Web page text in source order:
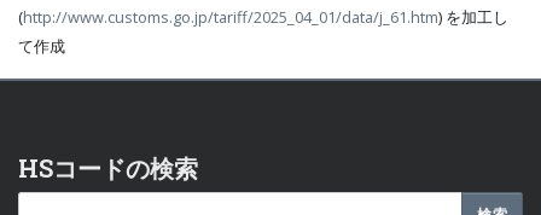
(http://www.customs.go.jp/tariff/2025_04_01/data/j_61.htm) を加工し
て作成
HSコードの検索